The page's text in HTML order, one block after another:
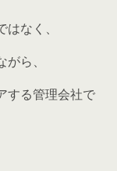
なく、
ら、
する管理会社で